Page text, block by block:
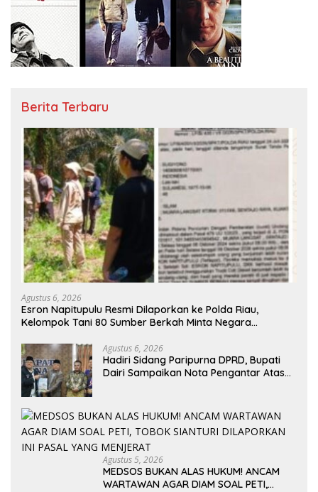
Berita Terbaru
Agustus 6, 2026
Esron Napitupulu Resmi Dilaporkan ke Polda Riau,
Kelompok Tani 80 Sumber Berkah Minta Negara
Agustus 6, 2026
Hadiri Sidang Paripurna DPRD, Bupati
Dairi Sampaikan Nota Pengantar Atas
Agustus 5, 2026
MEDSOS BUKAN ALAS HUKUM! ANCAM
WARTAWAN AGAR DIAM SOAL PETI,